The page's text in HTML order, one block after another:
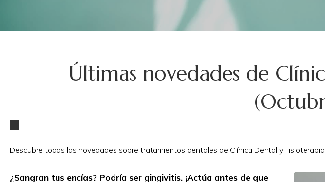
Últimas novedades de
Descubre todas las novedades sobre tratamientos dentales de Clínica Dental y
¿Sangran tus encías? Podría ser gingivitis. ¡Actúa antes de que